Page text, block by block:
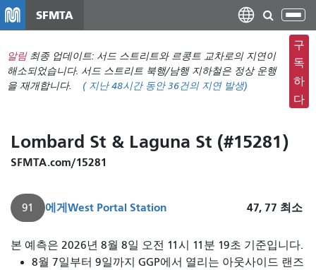
텐
츠
로
뛰
SFMTA
탐
색
메
뉴
전
환
알림 최종 업데이트: 서드 스트리트와 르콩트 교차로의 지연이
해소되었습니다. 서드 스트리트 북행/남행 지하철은 정상 운행
을 재개합니다.
( 지난 48시간 동안36건의 지연 발생)
구
독
하
다
Lombard St & Laguna St (#15281)
SFMTA.com/15281
91 에게West Portal Station 47, 77 최소
본 예측은 2026년 8월 8일 오전 11시 11분 19초 기준입니다.
8월 7일부터 9일까지 GGP에서 열리는 아웃사이드 랜즈